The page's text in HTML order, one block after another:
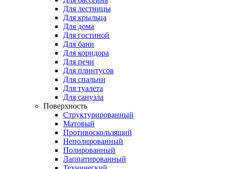
Для лестницы
Для крыльца
Для дома
Для гостиной
Для бани
Для коридора
Для печи
Для плинтусов
Для спальни
Для туалета
Для санузла
Поверхность
Структурированный
Матовый
Противоскользящий
Неполированный
Полированный
Лаппатированный